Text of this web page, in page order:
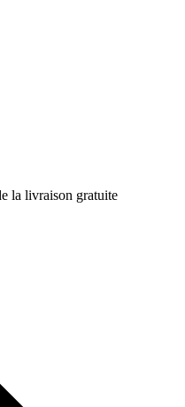
la livraison gratuite